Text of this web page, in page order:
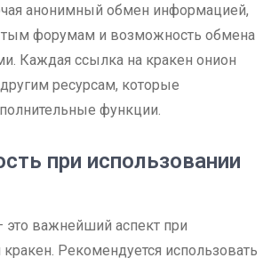
анонимный обмен информацией,
форумам и возможность обмена
Каждая ссылка на кракен онион
ресурсам, которые
функции.
при использовании
это важнейший аспект при
Рекомендуется использовать